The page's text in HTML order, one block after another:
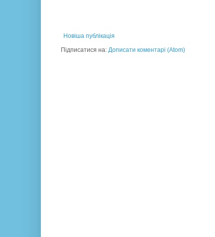
Новіша публікація
Підписатися на: Дописати коментарі (Atom)